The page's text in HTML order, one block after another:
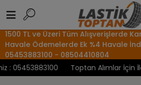
1500 TL ve Üzeri Tüm Alışverişlerde
Havale Ödemelerde Ek %4 Havale
05453883100 - 08504410804
05453883100
Toptan Alımlar İçin